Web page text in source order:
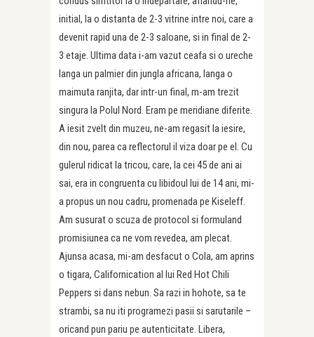
initial, la o distanta de 2-3 vitrine intre noi, care a
devenit rapid una de 2-3 saloane, si in final de 2-
3 etaje. Ultima data i-am vazut ceafa si o ureche
langa un palmier din jungla africana, langa o
maimuta ranjita, dar intr-un final, m-am trezit
singura la Polul Nord. Eram pe meridiane diferite.
A iesit zvelt din muzeu, ne-am regasit la iesire,
din nou, parea ca reflectorul il viza doar pe el. Cu
gulerul ridicat la tricou, care, la cei 45 de ani ai
sai, era in congruenta cu libidoul lui de 14 ani, mi-
a propus un nou cadru, promenada pe Kiseleff.
Am susurat o scuza de protocol si formuland
promisiunea ca ne vom revedea, am plecat.
Ajunsa acasa, mi-am desfacut o Cola, am aprins
o tigara, Californication al lui Red Hot Chili
Peppers si dans nebun. Sa razi in hohote, sa te
strambi, sa nu iti programezi pasii si sarutarile –
oricand pun pariu pe autenticitate. Libera,